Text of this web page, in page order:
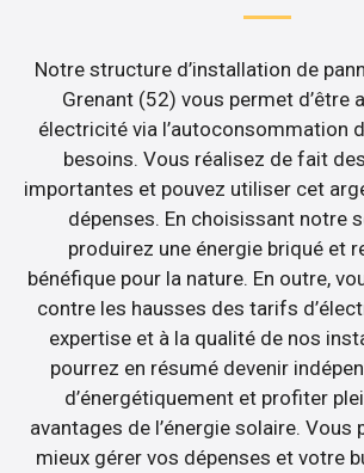
Notre structure d’installation de
Grenant (52) vous permet d’être
électricité via l’autoconsommation
besoins. Vous réalisez de fait
importantes et pouvez utiliser cet
dépenses. En choisissant notre
produirez une énergie briqué et
bénéfique pour la nature. En outre,
contre les hausses des tarifs
expertise et à la qualité de nos
pourrez en résumé devenir
d’énergétiquement et profiter
avantages de l’énergie solaire. Vous
mieux gérer vos dépenses et votre